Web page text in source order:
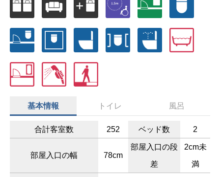
基本情報 トイレ 風呂
合計客室数 252 ベッド数 2
部屋入口の幅 78cm
部屋入口の段
差
2cm未
満